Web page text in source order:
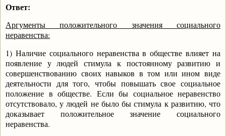
Ответ:
Аргументы положительного значения социального
неравенства:
1) Наличие социального неравенства в обществе влияет на
появление у людей стимула к постоянному развитию и
совершенствованию своих навыков в том или ином виде
деятельности для того, чтобы повышать свое социальное
положение в обществе. Если бы социальное неравенство
отсутствовало, у людей не было бы стимула к развитию, что
доказывает положительное значение социального
неравенства.